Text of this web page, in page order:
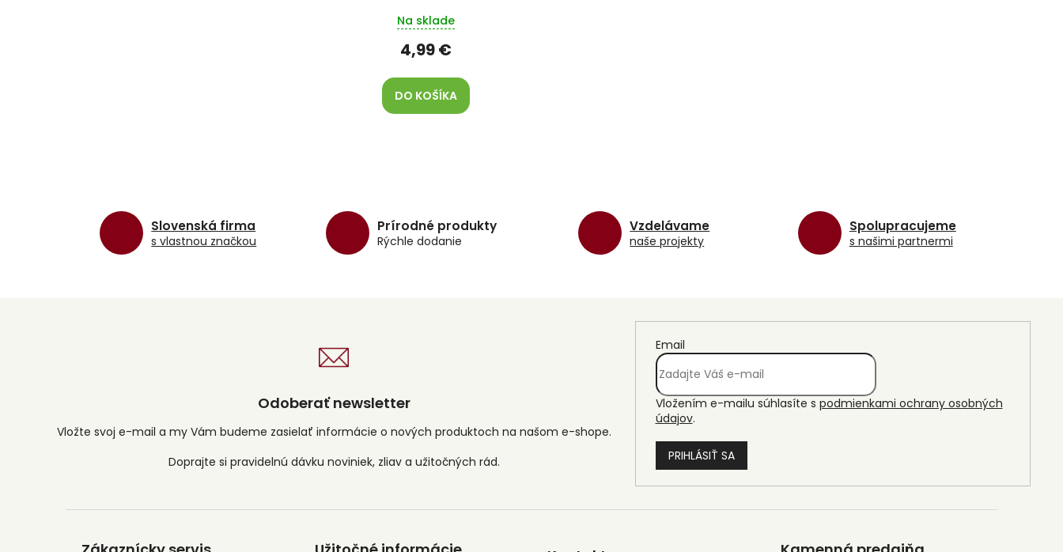
Na sklade
4,99 €
DO KOŠÍKA
d
a
c
v
p
u
Slovenská firma
s vlastnou značkou
Prírodné produkty
Rýchle dodanie
Vzdelávame
naše projekty
Spolupracujeme
s našimi partnermi
Odoberať newsletter
Vložte svoj e-mail a my Vám budeme zasielať informácie o nových produktoch na našom e-shope.
Email
Vložením e-mailu súhlasíte s podmienkami ochrany osobných
údajov.
PRIHLÁSIŤ SA